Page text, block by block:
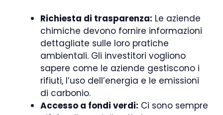
Richiesta di trasparenza: Le aziende
chimiche devono fornire informazioni
dettagliate sulle loro pratiche
ambientali. Gli investitori vogliono
sapere come le aziende gestiscono i
rifiuti, l’uso dell’energia e le emissioni
di carbonio.
Accesso a fondi verdi: Ci sono sempre